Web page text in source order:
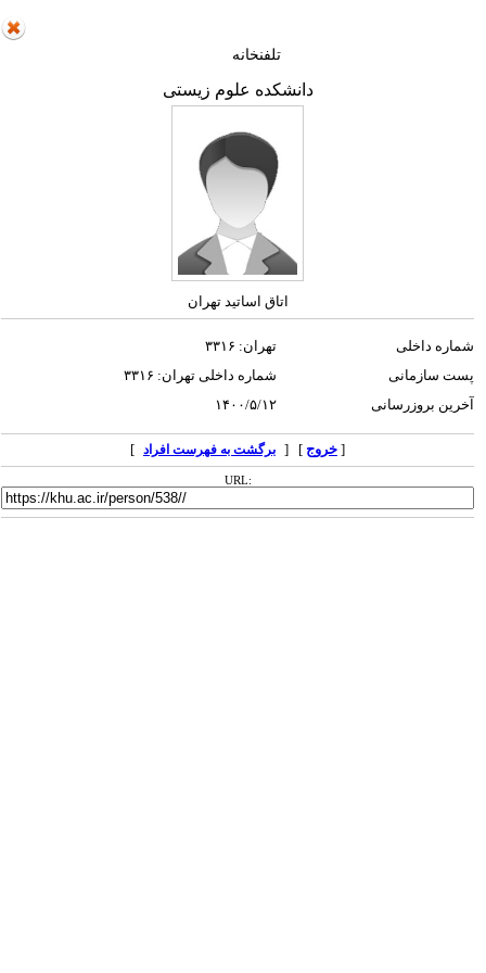
تلفنخانه
دانشکده علوم زیستی
اتاق اساتید تهران
شماره داخلی
تهران: ۳۳۱۶
پست سازمانی
شماره داخلی تهران: ۳۳۱۶
آخرین بروزرسانی
۱۴۰۰/۵/۱۲
خروج] [ برگشت به فهرست افراد ]
URL: